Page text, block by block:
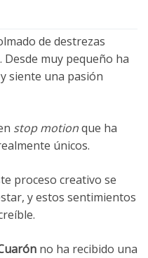
de destrezas
muy pequeño ha
siente una pasión
stop motionque ha
únicos.
proceso creativo se
y estos sentimientos
no ha recibido una